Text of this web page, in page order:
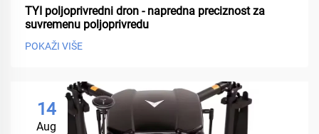
TYI poljoprivredni dron - napredna preciznost za
suvremenu poljoprivredu
POKAŽI VIŠE
14
Aug